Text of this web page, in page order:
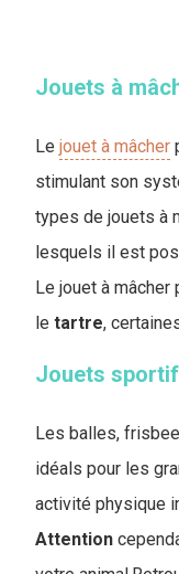
Jouets à
Le jouet à mâcher
stimulant son
types de jouets à
lesquels il est
Le jouet à
le tartre,
Jouets
Les balles,
idéals pour les
activité physique
Attention